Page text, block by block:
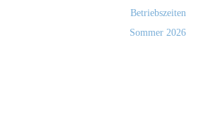
Betriebszeiten
Sommer 2026